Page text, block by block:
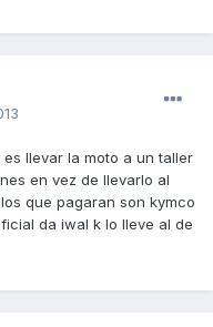
llevar la moto a un taller
en vez de llevarlo al
que pagaran son kymco
da iwal k lo lleve al de